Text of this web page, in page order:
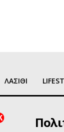
ΛΑΣΙΘΙ